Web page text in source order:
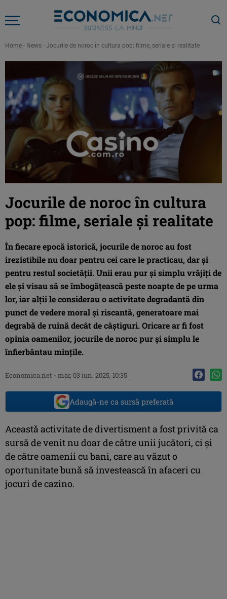
Home - News - Jocurile de noroc în cultura pop: filme, seriale și realitate
Jocurile de noroc în cultura
pop: filme, seriale și realitate
În fiecare epocă istorică, jocurile de noroc au fost
irezistibile nu doar pentru cei care le practicau, dar și
pentru restul societății. Unii erau pur și simplu vrăjiți de
ele și visau să se îmbogățească peste noapte de pe urma
lor, iar alții le considerau o activitate degradantă din
punct de vedere moral și riscantă, generatoare mai
degrabă de ruină decât de câștiguri. Oricare ar fi fost
opinia oamenilor, jocurile de noroc pur și simplu le
înfierbântau mințile.
Economica.net - mar, 03 iun. 2025, 10:35
Adaugă-ne ca sursă preferată
Această activitate de divertisment a fost privită ca
sursă de venit nu doar de către unii jucători, ci și
de către oamenii cu bani, care au văzut o
oportunitate bună să investească în afaceri cu
jocuri de cazino.